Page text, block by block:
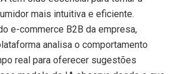
mais intuitiva e eficiente.
e-commerce B2B da empresa,
analisa o comportamento
real para oferecer sugestões